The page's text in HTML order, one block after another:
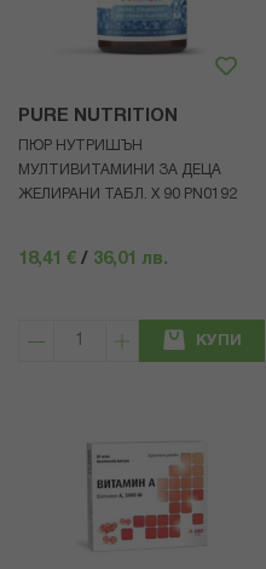
PURE NUTRITION
ПЮР НУТРИШЪН
МУЛТИВИТАМИНИ ЗА ДЕЦА
ЖЕЛИРАНИ ТАБЛ. Х 90 PN0192
18,41 € / 36,01 лв.
КУПИ